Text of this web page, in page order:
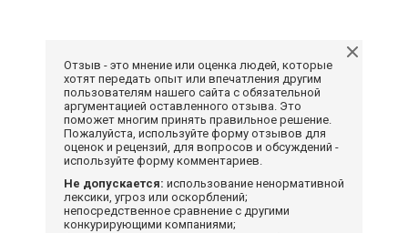
Отзыв - это мнение или оценка людей, которые
хотят передать опыт или впечатления другим
пользователям нашего сайта с обязательной
аргументацией оставленного отзыва. Это
поможет многим принять правильное решение.
Пожалуйста, используйте форму отзывов для
оценок и рецензий, для вопросов и обсуждений -
используйте форму комментариев.
Не допускается: использование ненормативной
лексики, угроз или оскорблений;
непосредственное сравнение с другими
конкурирующими компаниями;